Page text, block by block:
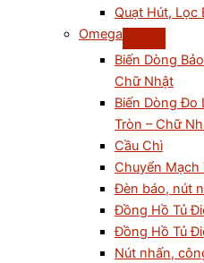
Quạt Hút, Lọc
Omega
Biến Dòng
Chữ Nhật
Biến Dòng Đo
Tròn – Chữ
Cầu Chì
Chuyển Mạch
Đèn báo, nút
Đồng Hồ Tủ
Đồng Hồ Tủ
Nút nhấn,